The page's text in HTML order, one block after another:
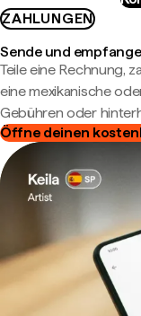
ZAHLUNGEN
Sende und
Teile eine Rechnung,
eine mexikanische
Gebühren oder
Öffne deinen